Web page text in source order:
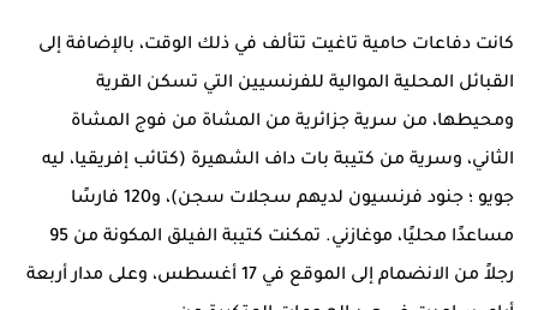
كانت دفاعات حامية تاغيت تتألف في ذلك الوقت، بالإضافة إلى
القبائل المحلية الموالية للفرنسيين التي تسكن القرية
ومحيطها، من سرية جزائرية من المشاة من فوج المشاة
الثاني، وسرية من كتيبة بات داف الشهيرة (كتائب إفريقيا، ليه
جويو
؛ جنود فرنسيون لديهم سجلات سجن)، و120 فارسًا
مساعدًا محليًا، موغازني. تمكنت كتيبة
الفيلق المكونة من 95
رجلاً من الانضمام إلى الموقع في 17 أغسطس، وعلى مدار أربعة